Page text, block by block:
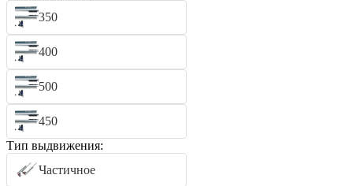
350
400
500
450
Тип выдвижения:
Частичное